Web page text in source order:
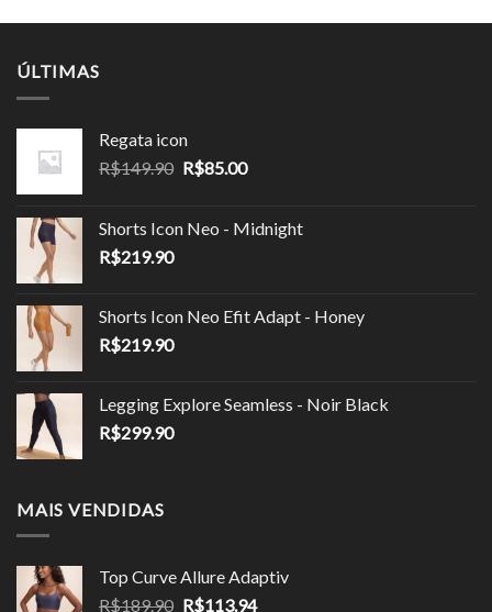
R$179.90
ÚLTIMAS
Regata icon
R$149.90 O
era:
R$85.00O
é:
Shorts Icon Neo - Midnight
R$219.90
Shorts Icon Neo Efit Adapt - Honey
R$219.90
Legging Explore Seamless - Noir Black
R$299.90
MAIS VENDIDAS
Top Curve Allure Adaptiv
R$189.90 O
R$113.94O